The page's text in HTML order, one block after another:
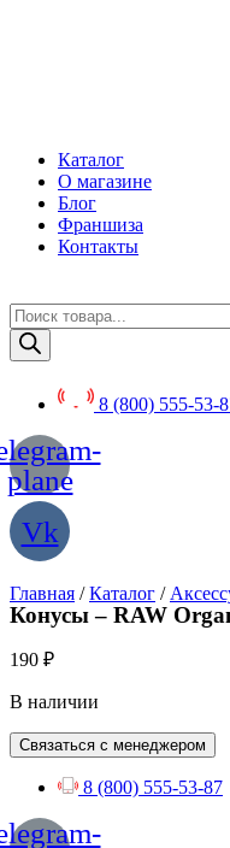
Каталог
О магазине
Блог
Франшиза
Контакты
Поиск
товаров
8 (800) 555-53-
plane
Vk
Главная /Каталог /
Конусы – RAW
190 ₽
В наличии
Связаться с менеджером
8 (800) 555-53-87